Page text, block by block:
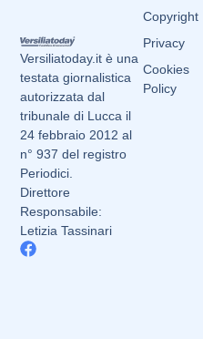
Versiliatoday.it è una
testata giornalistica
autorizzata dal
tribunale di Lucca il
24 febbraio 2012 al
n° 937 del registro
Periodici.
Direttore
Responsabile:
Letizia Tassinari
Copyright
Privacy
Cookies
Policy